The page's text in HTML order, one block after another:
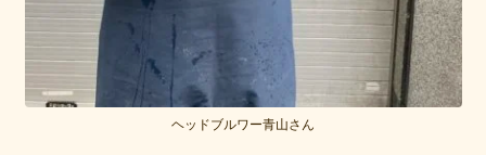
ヘッドブルワー青山さん